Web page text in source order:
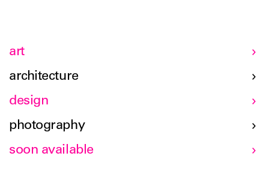
art
architecture
design
photography
soon available